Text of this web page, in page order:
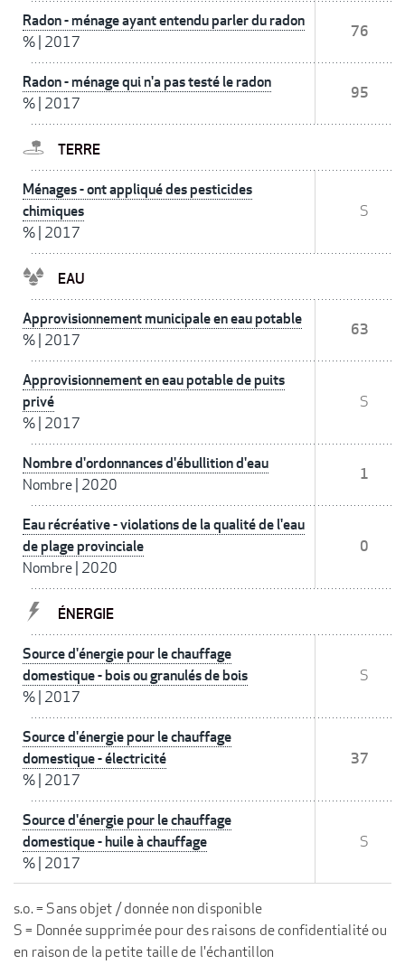
Radon - ménage ayant entendu parler du radon
% 2017
76
Radon - ménage qui n'a pas testé le radon
% 2017
95
TERRE
Ménages - ont appliqué des pesticides
chimiques
% 2017
S
EAU
Approvisionnement municipale en eau potable
% 2017
63
Approvisionnement en eau potable de puits
privé
% 2017
S
Nombre d'ordonnances d'ébullition d'eau
Nombre 2020
1
Eau récréative - violations de la qualité de l'eau
de plage provinciale
Nombre 2020
0
ÉNERGIE
Source d'énergie pour le chauffage
domestique - bois ou granulés de bois
% 2017
S
Source d'énergie pour le chauffage
domestique - électricité
% 2017
37
Source d'énergie pour le chauffage
domestique - huile à chauffage
% 2017
S
s.o. = Sans objet / donnée non disponible
S = Donnée supprimée pour des raisons de confidentialité ou
en raison de la petite taille de l'échantillon